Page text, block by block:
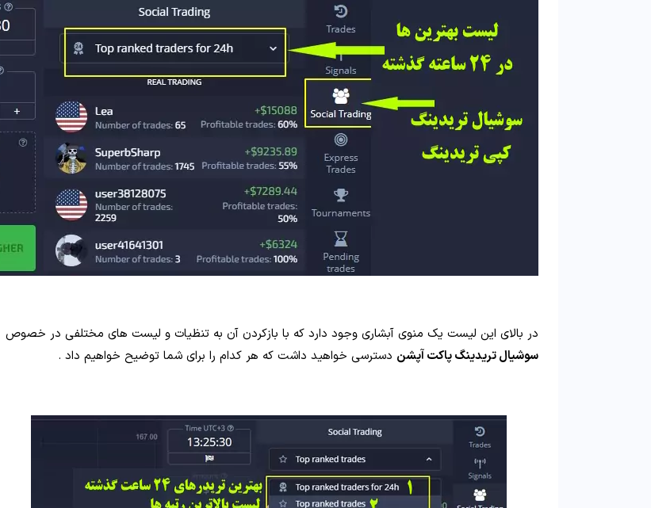
در بالای این لیست یک منوی آبشاری وجود دارد که با بازکردن آن به تنظیات و لیست های مختلفی در خصوص
سوشیال تریدینگ پاکت آپشن دسترسی خواهید داشت که هر کدام را برای شما توضیح خواهیم داد .